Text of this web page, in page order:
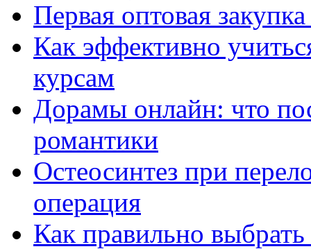
Первая оптовая
Как эффективно
курсам
Дорамы онлайн: что
романтики
Остеосинтез при
операция
Как правильно